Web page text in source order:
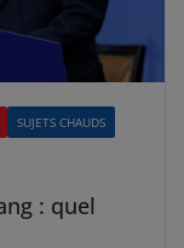
SUJETS CHAUDS
: quel